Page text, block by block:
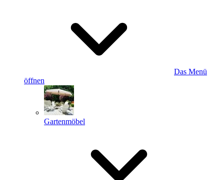
Das Menü
öffnen
Gartenmöbel